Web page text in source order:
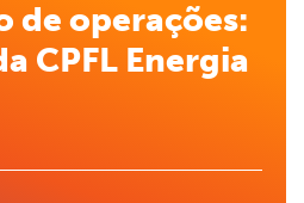
de operações:
CPFL Energia